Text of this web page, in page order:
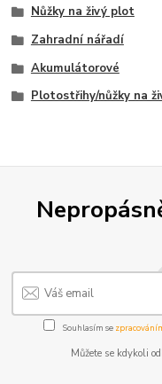
Nůžky na živý plot
Zahradní nářadí
Akumulátorové
Plotostřihy/nůžky na
Souhlasím se
Můžete se kdykoli